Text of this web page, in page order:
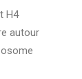
H4
autour